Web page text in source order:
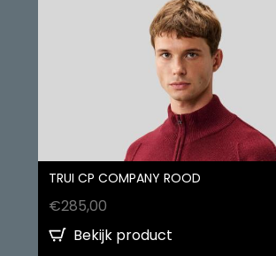
TRUI CP COMPANY ROOD
€285,00
Bekijk product